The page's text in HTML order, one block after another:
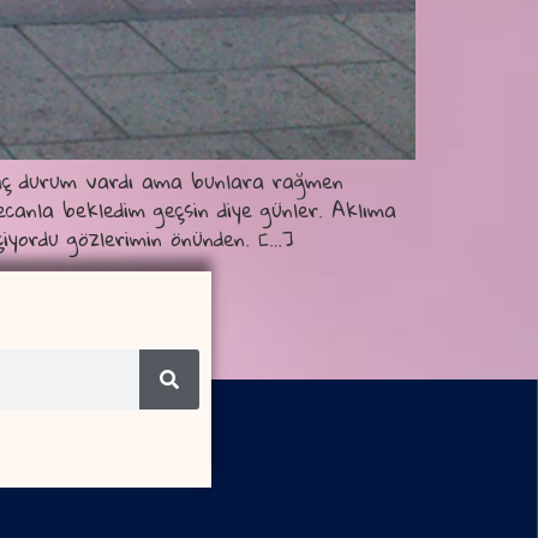
durum vardı ama bunlara rağmen
bekledim geçsin diye günler. Aklıma
gözlerimin önünden. […]